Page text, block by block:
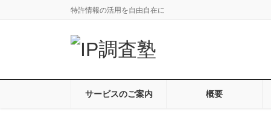
に
ョ
特許情報の活用を自由自在に
サービスのご案内 概要